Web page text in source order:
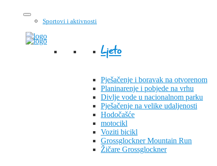
Sportovi i aktivnosti
Ljeto
Pješačenje i boravak na otvorenom
Planinarenje i pobjede na vrhu
Divlje vode u nacionalnom parku
Pješačenje na velike udaljenosti
Hodočašće
motocikl
Voziti bicikl
Grossglockner Mountain Run
Žičare Grossglockner